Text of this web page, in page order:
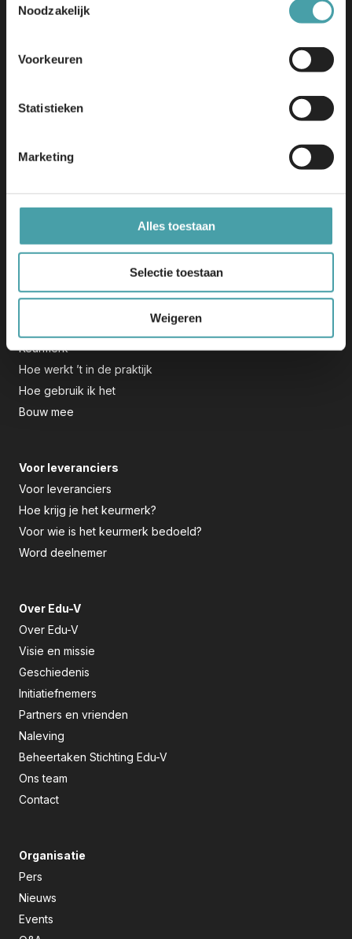
Noodzakelijk
Voorkeuren
Statistieken
Marketing
Alles toestaan
Selectie toestaan
Weigeren
3447 GE Woerden
Initiatief
wordt mede mogelijk gemaakt door het Nationaal
Groeifonds.
Keurmerk
Hoe werkt ’t in de praktijk
Hoe gebruik ik het
Bouw mee
Voor leveranciers
Voor leveranciers
Hoe krijg je het keurmerk?
Voor wie is het keurmerk bedoeld?
Word deelnemer
Over Edu-V
Over Edu-V
Visie en missie
Geschiedenis
Initiatiefnemers
Partners en vrienden
Naleving
Beheertaken Stichting Edu-V
Ons team
Contact
Organisatie
Pers
Nieuws
Events